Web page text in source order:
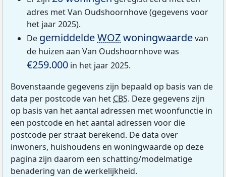
adres met Van Oudshoornhove (gegevens voor
het jaar 2025).
De gemiddeldeWOZwoningwaardevan
de huizen aan Van Oudshoornhove was
€259.000 in het jaar 2025.
Bovenstaande gegevens zijn bepaald op basis van de
data per postcode van het CBS. Deze gegevens zijn
op basis van het aantal adressen met woonfunctie in
een postcode en het aantal adressen voor die
postcode per straat berekend. De data over
inwoners, huishoudens en woningwaarde op deze
pagina zijn daarom een schatting/modelmatige
benadering van de werkelijkheid.